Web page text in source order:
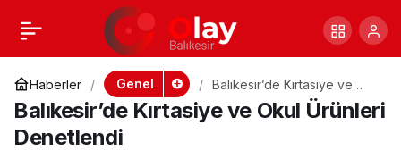
Haberler Genel
Balıkesir’de Kırtasiye ve
Okul Ürünleri Denetlendi
Balıkesir’de Kırtasiye ve Okul Ürünleri
Denetlendi
Balıkesir’de
otomobil takla
atarak tarlaya uçtu
+ Paylaş